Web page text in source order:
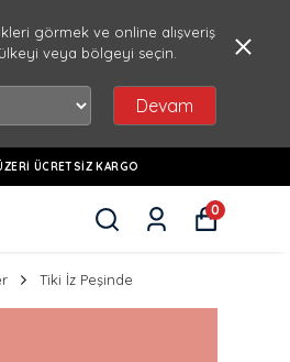
görmek ve online alışveriş
veya bölgeyi seçin.
Devam
ÜCRETSIZ KARGO
0
Tiki İz Peşinde